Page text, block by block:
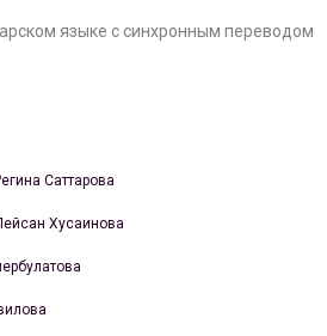
языке с синхронным переводом
Саттарова
Хусаинова